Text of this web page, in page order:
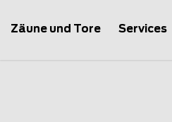
Zäune und Tore Services